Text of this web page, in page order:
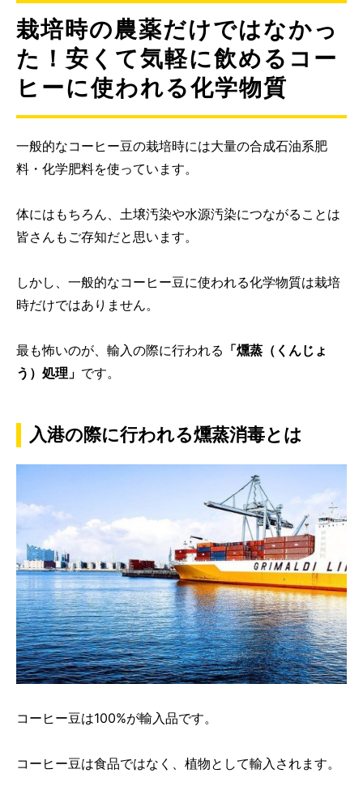
栽培時の農薬だけではなかっ
た！安くて気軽に飲めるコー
ヒーに使われる化学物質
一般的なコーヒー豆の栽培時には大量の合成石油系肥
料・化学肥料を使っています。
体にはもちろん、土壌汚染や水源汚染につながることは
皆さんもご存知だと思います。
しかし、一般的なコーヒー豆に使われる化学物質は栽培
時だけではありません。
最も怖いのが、輸入の際に行われる 「燻蒸（くんじょ
う）処理」 です。
入港の際に行われる燻蒸消毒とは
コーヒー豆は100%が輸入品です。
コーヒー豆は食品ではなく、植物として輸入されます。